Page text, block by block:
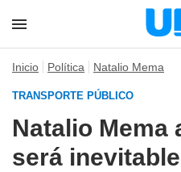
Inicio Política Natalio Mema
TRANSPORTE PÚBLICO
Natalio Mema
será